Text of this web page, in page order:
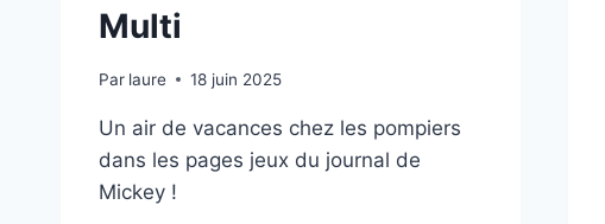
Multi
Par laure 18 juin 2025
Un air de vacances chez les pompiers
dans les pages jeux du journal de
Mickey !